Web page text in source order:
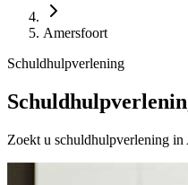
Amersfoort
Schuldhulpverlening
Zoekt u schuldhulpverlening in